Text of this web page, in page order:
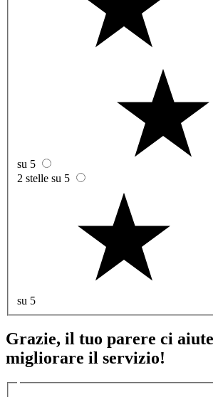
su 5
2 stelle su 5
su 5
Grazie, il tuo parere ci
migliorare il servizio!